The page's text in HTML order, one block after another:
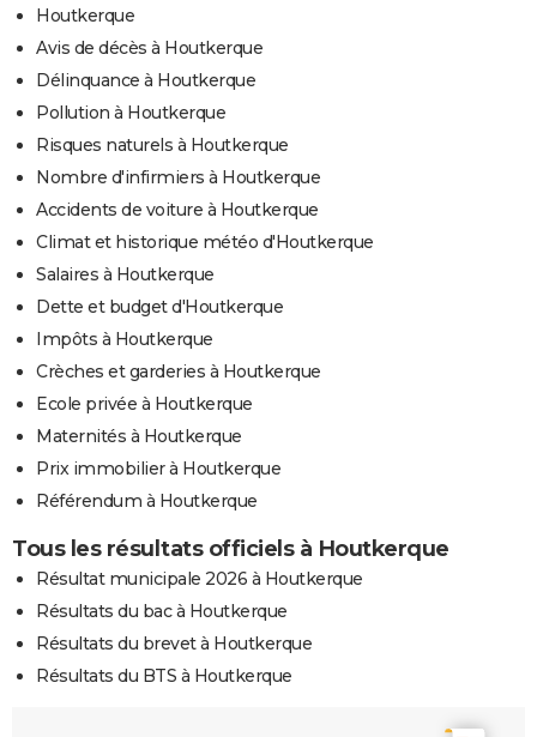
Houtkerque
Avis de décès à Houtkerque
Délinquance à Houtkerque
Pollution à Houtkerque
Risques naturels à Houtkerque
Nombre d'infirmiers à Houtkerque
Accidents de voiture à Houtkerque
Climat et historique météo d'Houtkerque
Salaires à Houtkerque
Dette et budget d'Houtkerque
Impôts à Houtkerque
Crèches et garderies à Houtkerque
Ecole privée à Houtkerque
Maternités à Houtkerque
Prix immobilier à Houtkerque
Référendum à Houtkerque
Tous les résultats officiels à Houtkerque
Résultat municipale 2026 à Houtkerque
Résultats du bac à Houtkerque
Résultats du brevet à Houtkerque
Résultats du BTS à Houtkerque